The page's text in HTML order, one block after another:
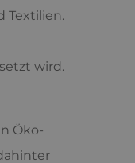
Textilien.
wird.
Öko-